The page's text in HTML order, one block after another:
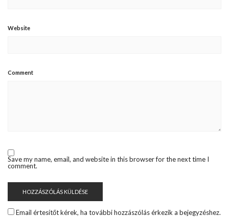
Website
Comment
Save my name, email, and website in this browser for the next time I
comment.
Email értesítőt kérek, ha további hozzászólás érkezik a bejegyzéshez.